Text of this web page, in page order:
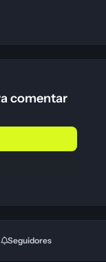
comentar
Seguidores